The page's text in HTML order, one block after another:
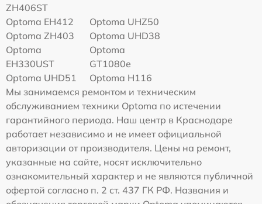
ZH406ST
Optoma EH412
Optoma UHZ50
Optoma ZH403
Optoma UHD38
Optoma
EH330UST
Optoma
GT1080e
Optoma UHD51
Optoma H116
Мы занимаемся ремонтом и техническим
обслуживанием техники Optoma по истечении
гарантийного периода. Наш центр в Краснодаре
работает независимо и не имеет официальной
авторизации от производителя. Цены на ремонт,
указанные на сайте, носят исключительно
ознакомительный характер и не являются публичной
офертой согласно п. 2 ст. 437 ГК РФ. Названия и